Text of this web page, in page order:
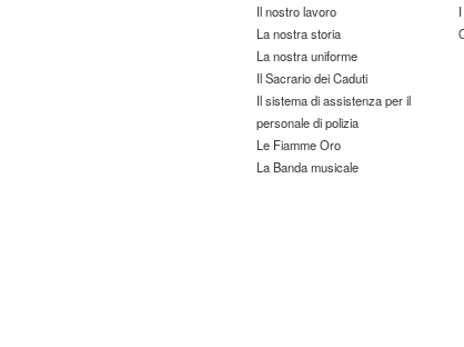
Il nostro lavoro
La nostra storia
La nostra uniforme
Il Sacrario dei Caduti
Il sistema di assistenza per il
personale di polizia
Le Fiamme Oro
La Banda musicale